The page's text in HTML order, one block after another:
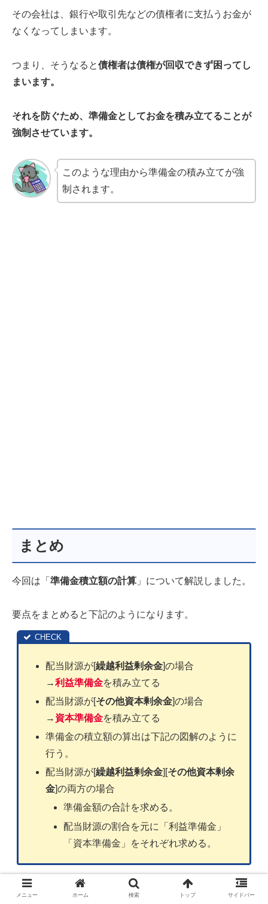
その会社は、銀行や取引先などの債権者に支払うお金が
なくなってしまいます。
つまり、そうなると債権者は債権が回収できず困ってし
まいます。
それを防ぐため、準備金としてお金を積み立てることが
強制させています。
このような理由から準備金の積み立てが強
制されます。
まとめ
今回は「 準備金積立額の計算 」について解説しました。
要点をまとめると下記のようになります。
配当財源が[繰越利益剰余金]の場合
→利益準備金を積み立てる
配当財源が[その他資本剰余金]の場合
→ 資本準備金を積み立てる
準備金の積立額の算出は下記の図解のように
行う。
配当財源が[繰越利益剰余金][その他資本剰余
金]の両方の場合
準備金額の合計を求める。
配当財源の割合を元に「利益準備金」
「資本準備金」をそれぞれ求める。
メニュー ホーム 検索 トップ サイドバー